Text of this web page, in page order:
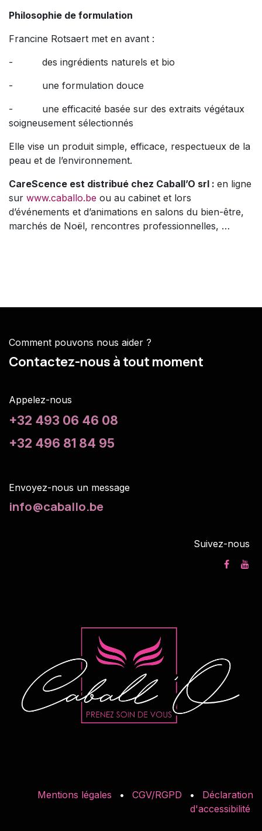
Philosophie de formulation
Francine Rotsaert met en avant :
- des ingrédients naturels et bio
- une formulation douce
- une efficacité basée sur des extraits végétaux
soigneusement sélectionnés
Elle vise un produit simple, efficace, respectueux de la
peau et de l’environnement.
CareScence est distribué chez Caball’O srl : en ligne
sur www.caballo.be ou au cabinet et lors
d’événements et d’animations en salons du bien-être,
marchés de Noël, rencontres professionnelles, …
Comment pouvons nous aider ?
Contactez-nous à tout moment
Appelez-nous
+32 493 06 46 08
+32 496 81 84 95
Envoyez-nous un message
info@caballo.be
Suivez-nous
Mentions légales • CGV/RGPD •
Déclaration
d'accessibilité